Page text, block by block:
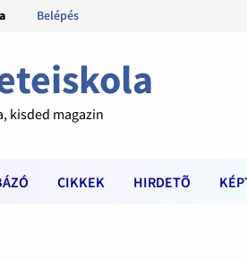
Belépés
kisded magazin
CIKKEK HIRDETÕ